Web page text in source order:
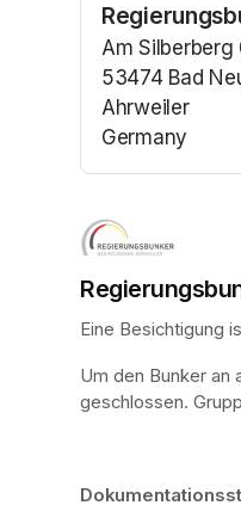
Am Silberberg
53474 Bad
Ahrweiler
Germany
(opens in a
Eine Besichtigung
Um den Bunker an
geschlossen.